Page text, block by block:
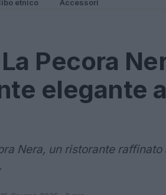
etnico Accessori
Pecora
elegante
Nera, un ristorante